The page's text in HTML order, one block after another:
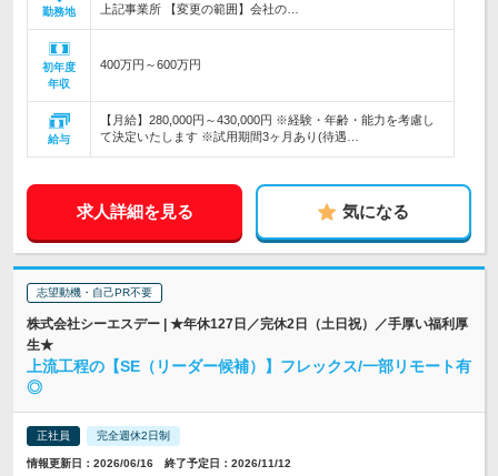
勤務地
上記事業所 【変更の範囲】会社の…
初年度
年収
400万円～600万円
給与
【月給】280,000円～430,000円 ※経験・年齢・能力を考慮し
て決定いたします ※試用期間3ヶ月あり(待遇…
求人詳細を見る 気になる
志望動機・自己PR不要
株式会社シーエスデー | ★年休127日／完休2日（土日祝）／手厚い福利厚
生★
上流工程の【SE（リーダー候補）】フレックス/一部リモート有
◎
正社員 完全週休2日制
情報更新日：2026/06/16 終了予定日：2026/11/12